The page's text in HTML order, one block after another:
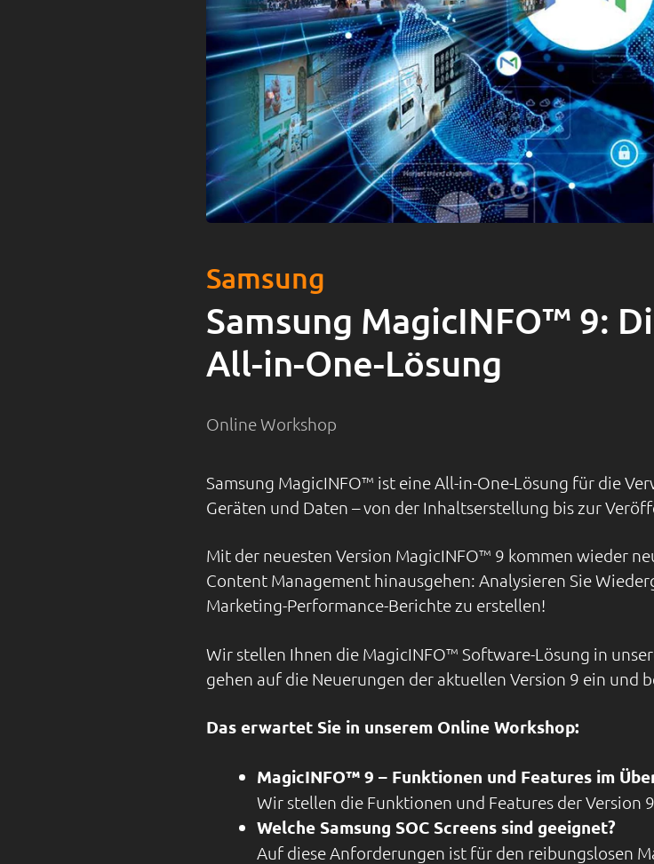
Samsung
Samsung MagicINFO™ 9:
All-in-One-Lösung
Online Workshop
Samsung MagicINFO™ ist eine All-in-One-Lösung für die
Geräten und Daten – von der Inhaltserstellung bis zur
Mit der neuesten Version MagicINFO™ 9 kommen wieder
Content Management hinausgehen: Analysieren Sie
Marketing-Performance-Berichte zu erstellen!
Wir stellen Ihnen die MagicINFO™ Software-Lösung in
gehen auf die Neuerungen der aktuellen Version 9 ein und
Das erwartet Sie in unserem Online Workshop:
MagicINFO™ 9 – Funktionen und Features im
Wir stellen die Funktionen und Features der Version
Welche Samsung SOC Screens sind geeignet?
Auf diese Anforderungen ist für den reibungslosen